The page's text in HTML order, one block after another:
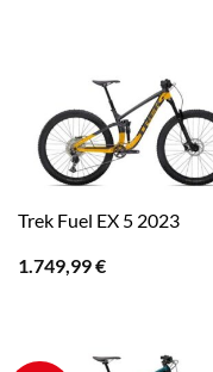
Trek Fuel EX 5 2023
1.749,99€